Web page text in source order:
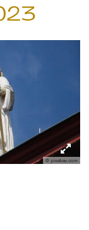
© pixabay.com